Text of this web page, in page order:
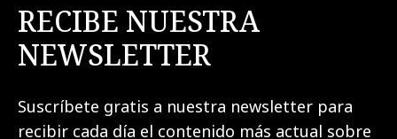
RECIBE NUESTRA
NEWSLETTER
Suscríbete gratis a nuestra newsletter para
recibir cada día el contenido más actual sobre